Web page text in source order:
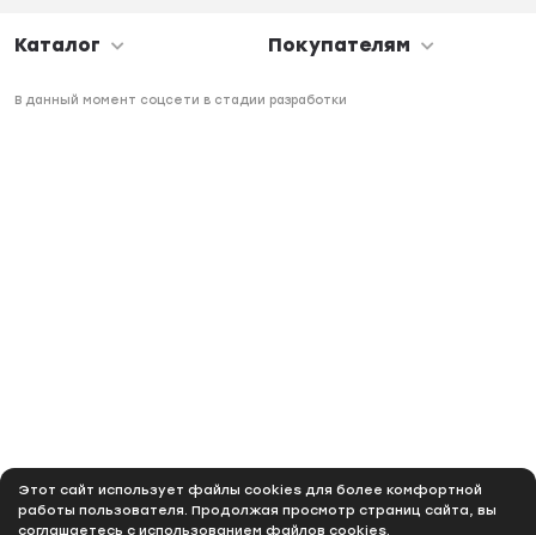
Этот сайт использует файлы cookies для более комфортной
работы пользователя. Продолжая просмотр страниц сайта, вы
соглашаетесь с использованием файлов cookies.
Каталог Покупателям
В данный момент соцсети в стадии разработки